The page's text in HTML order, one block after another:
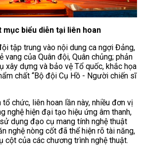
mục biểu diễn tại liên hoan
tập trung vào nội dung ca ngợi Đảng,
vang của Quân đội, Quân chủng; phản
xây dựng và bảo vệ Tổ quốc, khắc họa
chất “Bộ đội Cụ Hồ - Người chiến sĩ
chức, liên hoan lần này, nhiều đơn vị
nghệ hiện đại tạo hiệu ứng âm thanh,
dụng đạo cụ mang tính nghệ thuật
nghệ nòng cốt đã thể hiện rõ tài năng,
cột của các chương trình nghệ thuật.